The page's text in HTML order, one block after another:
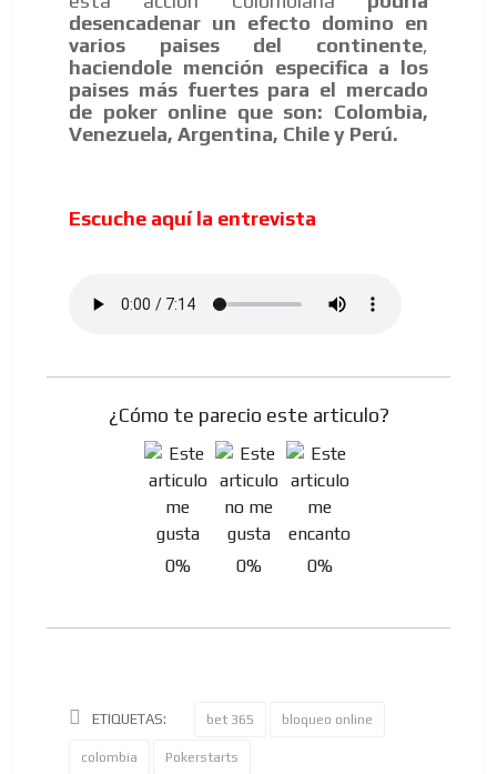
desencadenar un efecto domino en
varios paises del continente,
haciendole mención especifica a los
paises más fuertes para el mercado
de poker online que son: Colombia,
Venezuela, Argentina, Chile y Perú.
Escuche aquí la entrevista
¿Cómo te parecio este articulo?
0% 0% 0%
ETIQUETAS: bet 365 bloqueo online
colombia Pokerstarts
ADVERTISEMENT